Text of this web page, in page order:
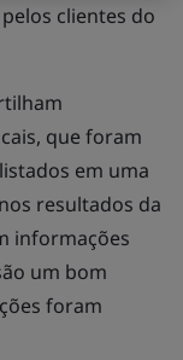
clientes do
que foram
em uma
resultados da
informações
um bom
foram